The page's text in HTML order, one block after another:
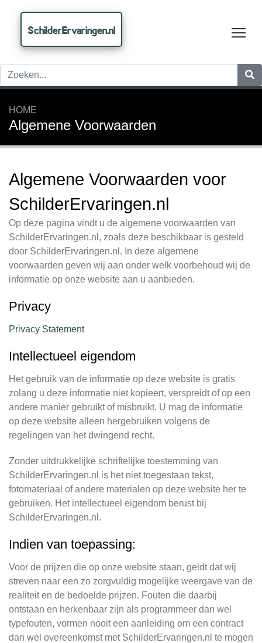
SchilderErvaringen.nl
HOME
Algemene Voorwaarden
Algemene Voorwaarden voor
SchilderErvaringen.nl
Op deze pagina vindt u de algemene voorwaarden van
SchilderErvaringen.nl, zoals deze beschikbaar is gesteld
door SchilderErvaringen.nl. In deze algemene
voorwaarden geven wij aan onder welk voorbehoud wij de
informatie op onze website aan u aanbieden.
Privacy
Privacy Statement
Intellectueel eigendom
Het gebruik van de informatie op deze website is gratis
zolang u deze informatie niet kopieert, verspreidt of op een
andere manier gebruikt of misbruikt. U mag de informatie
op deze website alleen hergebruiken volgens de
regelingen van het dwingend recht.
Zonder uitdrukkelijke schriftelijke toestemming van
SchilderErvaringen.nl is het niet toegestaan tekst,
fotomateriaal of andere materialen op deze website her te
gebruiken. Het intellectueel eigendom berust bij
SchilderErvaringen.nl.
Indien van toepassing:
Voor de prijzen die op onze website staan, geldt dat wij
streven naar een zo zorgvuldig mogelijke weergave van de
realiteit en de bedoelde prijzen. Fouten die daarbij
ontstaan en herkenbaar zijn als programmeer dan wel
typefouten, vormen nooit een aanleiding om een contract
dan wel overeenkomst met SchilderErvaringen.nl te mogen